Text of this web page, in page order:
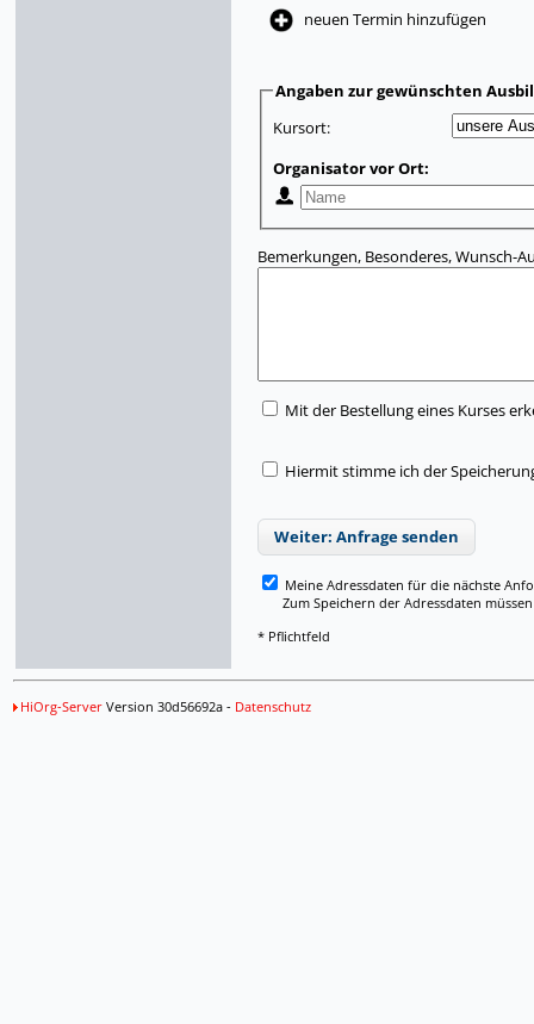
neuen Termin hinzufügen
Angaben zur gewünschten
Kursort:
Organisator vor Ort:
Bemerkungen, Besonderes, Wunsch-
Mit der Bestellung eines Kurses
Hiermit stimme ich der
Weiter: Anfrage senden
Meine Adressdaten für die nächste
Zum Speichern der Adressdaten müssen
* Pflichtfeld
HiOrg-ServerVersion 30d56692a - Datenschutz